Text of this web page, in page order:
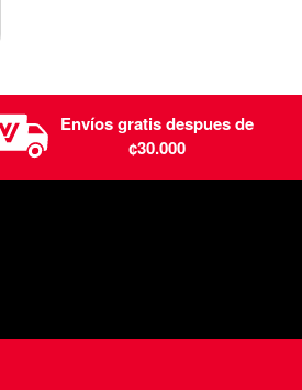
Envíos gratis despues de
¢30.000